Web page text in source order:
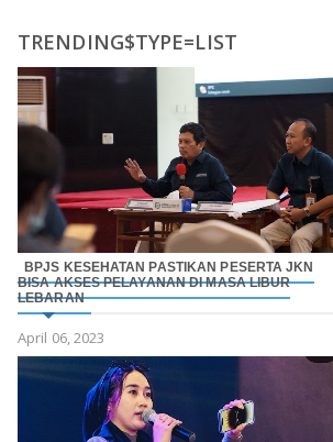
TRENDING$TYPE=LIST
BPJS KESEHATAN PASTIKAN PESERTA JKN
BISA AKSES PELAYANAN DI MASA LIBUR
LEBARAN
April 06, 2023